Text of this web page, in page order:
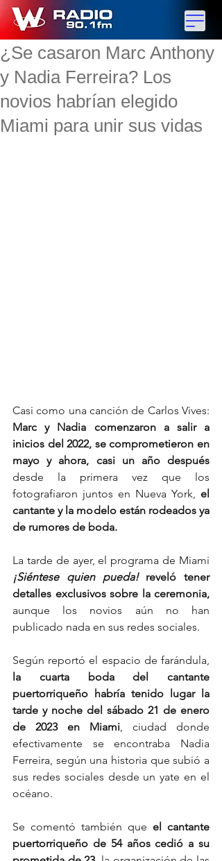
¿Se casaron Marc Anthony
y Nadia Ferreira? Los
novios habrían elegido
Miami para unir sus vidas
Marc y Nadia comenzaron a salir a
inicios del 2022, se comprometieron en
mayo y ahora, casi un año después
desde la primera vez que los
fotografiaron juntos en Nueva York, el
cantante y la modelo están rodeados ya
de rumores de boda.
¡Siéntese quien pueda! reveló tener
detalles exclusivos sobre la ceremonia,
aunque los novios aún no han
publicado nada en sus redes sociales.
la cuarta boda del cantante
puertorriqueño habría tenido lugar la
tarde y noche del sábado 21 de enero
de 2023 en Miami, ciudad donde
efectivamente se encontraba Nadia
Ferreira, según una historia que subió a
sus redes sociales desde un yate en el
océano.
Se comentó también que el cantante
puertorriqueño de 54 años cedió a su